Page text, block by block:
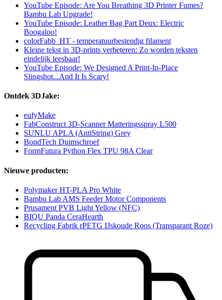
YouTube Episode: Are You Breathing 3D Printer Fumes?
Bambu Lab Upgrade!
YouTube Episode: Leather Bag Part Deux: Electric
Boogaloo!
colorFabb_HT - temperatuurbestendig filament
Kleine tekst in 3D-prints verbeteren: Zo worden teksten
eindelijk leesbaar!
YouTube Episode: We Designed A Print-In-Place
Slingshot...And It Is Scary!
Ontdek 3DJake:
eufyMake
FabConstruct 3D-Scanner Matteringsspray L500
SUNLU APLA (AntiString) Grey
BondTech Duimschroef
FormFutura Python Flex TPU 98A Clear
Nieuwe producten:
Polymaker HT-PLA Pro White
Bambu Lab AMS Feeder Motor Components
Prusament PVB Light Yellow (NFC)
BIQU Panda CeraHearth
Recycling Fabrik rPETG IJskoude Roos (Transparant Roze)